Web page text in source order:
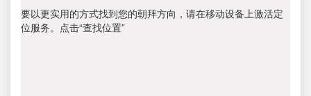
要以更实用的方式找到您的朝拜方向，请在移动设备上激活定
位服务。点击“查找位置”